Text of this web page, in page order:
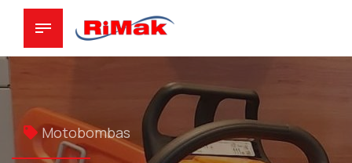
Motobombas